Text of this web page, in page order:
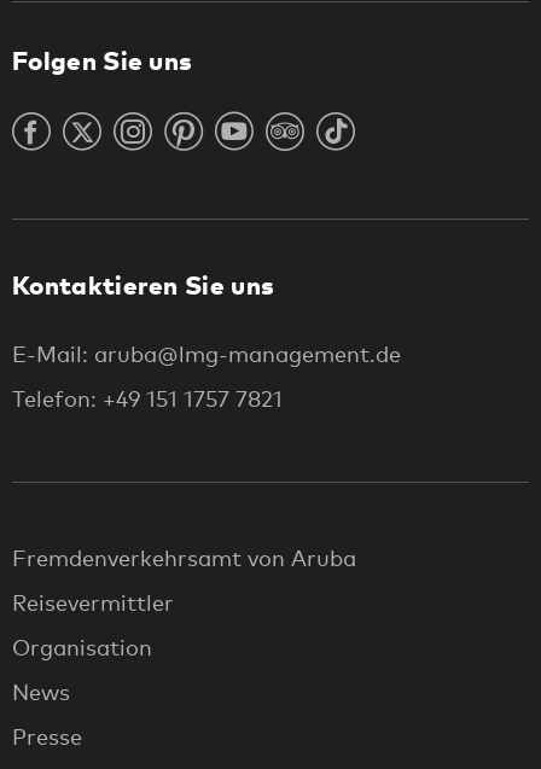
Folgen Sie uns
Kontaktieren Sie uns
E-Mail: aruba@lmg-management.de
Telefon: +49 151 1757 7821
Fremdenverkehrsamt von Aruba
Reisevermittler
Organisation
News
Presse